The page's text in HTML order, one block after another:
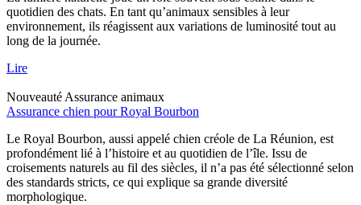
quotidien des chats. En tant qu’animaux sensibles à leur
environnement, ils réagissent aux variations de luminosité tout au
long de la journée.
Lire
Nouveauté Assurance animaux
Assurance chien pour Royal Bourbon
Le Royal Bourbon, aussi appelé chien créole de La Réunion, est
profondément lié à l’histoire et au quotidien de l’île. Issu de
croisements naturels au fil des siècles, il n’a pas été sélectionné selon
des standards stricts, ce qui explique sa grande diversité
morphologique.